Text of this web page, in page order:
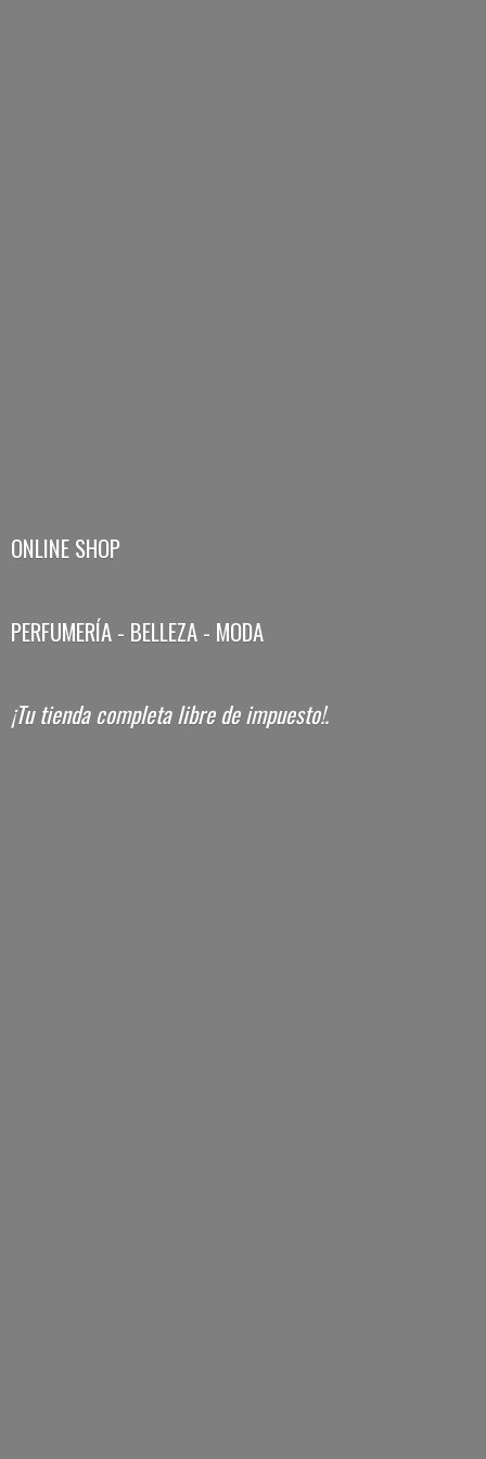
ONLINE SHOP
PERFUMERÍA - BELLEZA - MODA
¡Tu tienda completa librede impuesto!.